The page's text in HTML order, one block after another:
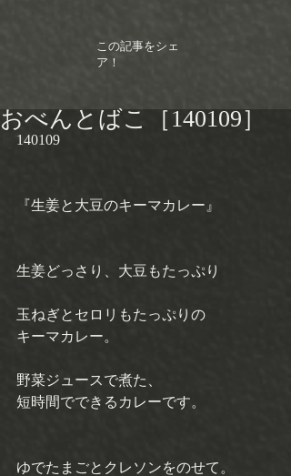
この記事をシェ
ア！
おべんとばこ［140109］
140109
『生姜と大豆のキーマカレー』
生姜どっさり、大豆もたっぷり
玉ねぎとセロリもたっぷりの
キーマカレー。
野菜ジュースで煮た、
短時間でできるカレーです。
ゆでたまごとクレソンをのせて。